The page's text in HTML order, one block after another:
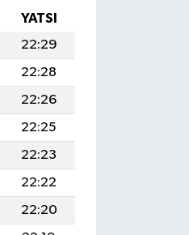
YATSI
22:29
22:28
22:26
22:25
22:23
22:22
22:20